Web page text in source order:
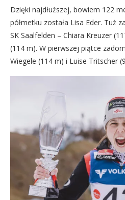
Dzięki najdłuższej, bowiem 122
półmetku została Lisa Eder. Tuż
SK Saalfelden – Chiara Kreuzer
(114 m). W pierwszej piątce
Wiegele (114 m) i Luise Tritscher